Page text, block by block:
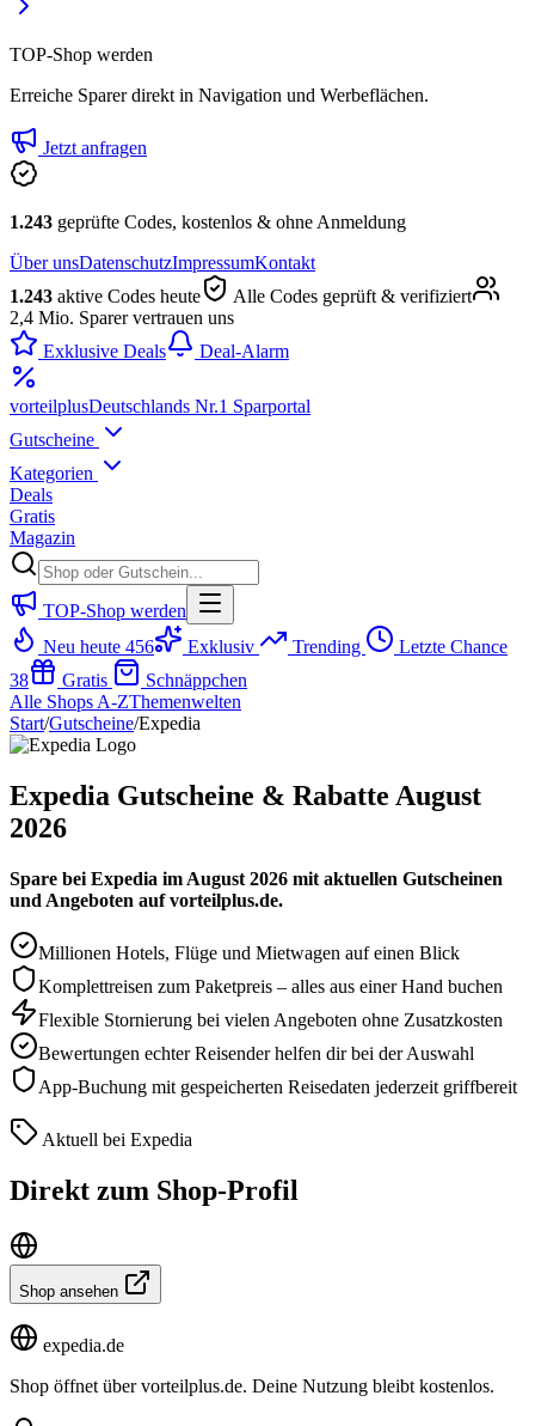
TOP-Shop werden
Erreiche Sparer direkt in Navigation und Werbeflächen.
Jetzt anfragen
1.243 geprüfte Codes, kostenlos & ohne Anmeldung
Über unsDatenschutzImpressumKontakt
1.243 aktive Codes heute
Alle Codes geprüft & verifiziert
2,4 Mio. Sparer vertrauen uns
Exklusive Deals
Deal-Alarm
vorteilplusDeutschlands Nr.1 Sparportal
Gutscheine
Kategorien
Deals
Gratis
Magazin
TOP-Shop werden
Neu heute 456 Exklusiv Trending
Letzte Chance
38
Gratis
Schnäppchen
Alle Shops A-ZThemenwelten
Start/Gutscheine/Expedia
Expedia Gutscheine & Rabatte August
2026
Spare bei Expedia im August 2026 mit aktuellen Gutscheinen
und Angeboten auf vorteilplus.de.
Millionen Hotels, Flüge und Mietwagen auf einen Blick
Komplettreisen zum Paketpreis – alles aus einer Hand buchen
Flexible Stornierung bei vielen Angeboten ohne Zusatzkosten
Bewertungen echter Reisender helfen dir bei der Auswahl
App-Buchung mit gespeicherten Reisedaten jederzeit griffbereit
Aktuell bei Expedia
Direkt zum Shop-Profil
Shop ansehen
expedia.de
Shop öffnet über vorteilplus.de. Deine Nutzung bleibt kostenlos.